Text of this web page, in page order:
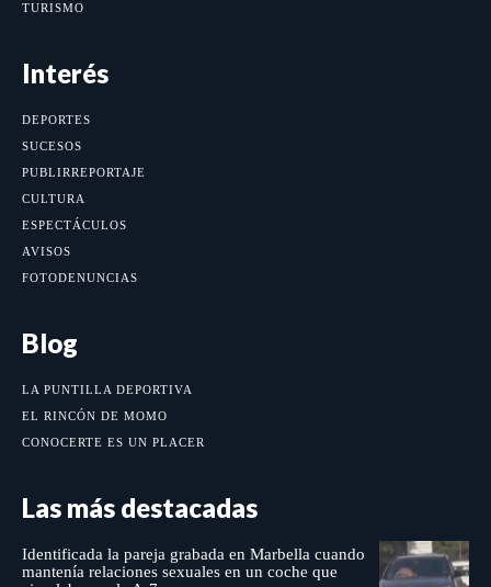
TURISMO
Interés
DEPORTES
SUCESOS
PUBLIRREPORTAJE
CULTURA
ESPECTÁCULOS
AVISOS
FOTODENUNCIAS
Blog
LA PUNTILLA DEPORTIVA
EL RINCÓN DE MOMO
CONOCERTE ES UN PLACER
Las más destacadas
Identificada la pareja grabada en Marbella cuando
mantenía relaciones sexuales en un coche que